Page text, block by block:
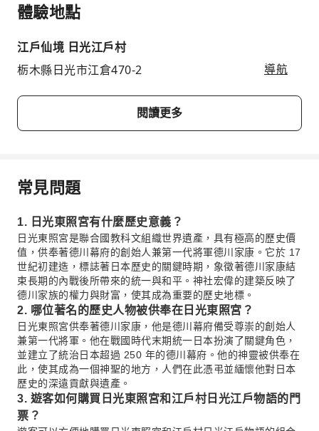
體驗地點
江戶仙境 日光江戶村
栃木縣日光市江倉470-2
導航
閱讀更多
常見問題
1. 日光東照宮有什麼歷史意義？
日光東照宮是聯合國教科文組織世界遺產，具有極高的歷史價
值，供奉著德川幕府的創始人兼第一代將軍德川家康。它於 17
世紀初建造，標誌著日本歷史的關鍵時期，象徵著德川家康結
束長期的內戰後所帶來的統一與和平。神社宏偉的建築反映了
德川家族的權力與財富，使其成為重要的歷史地標。
2. 哪位著名的歷史人物被供奉在日光東照宮？
日光東照宮供奉著德川家康，他是德川幕府備受尊崇的創始人
兼第一代將軍。他在戰國時代末期統一日本扮演了關鍵角色，
並建立了統治日本超過 250 年的德川幕府。他的神靈被供奉在
此，使其成為一個神聖的地方，人們在此憑弔並緬懷他對日本
歷史的深遠貢獻與遺產。
3. 遊客如何購買日光東照宮和江戶村日光江戶物語的門
票？